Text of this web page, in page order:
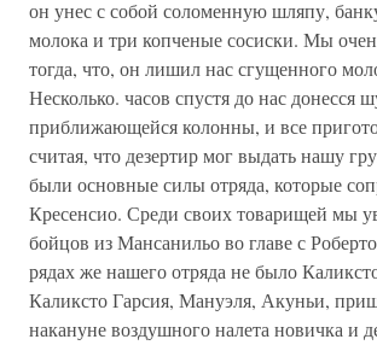
он унес с собой соломенную шляпу,
молока и три копченые сосиски. Мы
тогда, что, он лишил нас сгущенного
Несколько. часов спустя до нас донесся
приближающейся колонны, и все
считая, что дезертир мог выдать нашу
были основные силы отряда, которые
Кресенсио. Среди своих товарищей мы
бойцов из Мансанильо во главе с
рядах же нашего отряда не было
Каликсто Гарсия, Мануэля, Акуньи,
накануне воздушного налета новичка и